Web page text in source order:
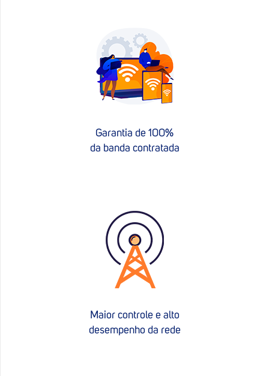
Garantia de 100%
da banda contratada
Maior controle e alto
desempenho da rede